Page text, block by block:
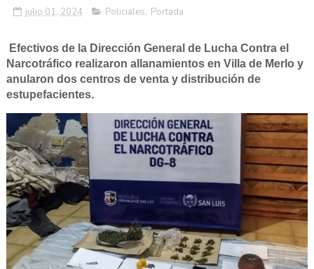
julio 01, 2024 Policiales, Portada
Efectivos de la Dirección General de Lucha Contra el
Narcotráfico realizaron allanamientos en Villa de Merlo y
anularon dos centros de venta y distribución de
estupefacientes.